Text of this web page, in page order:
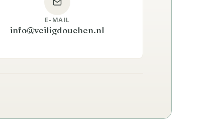
E-MAIL
info@veiligdouchen.nl